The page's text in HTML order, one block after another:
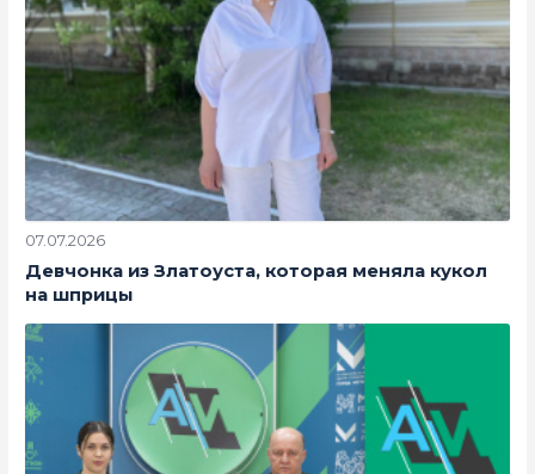
07.07.2026
Девчонка из Златоуста, которая меняла кукол
на шприцы